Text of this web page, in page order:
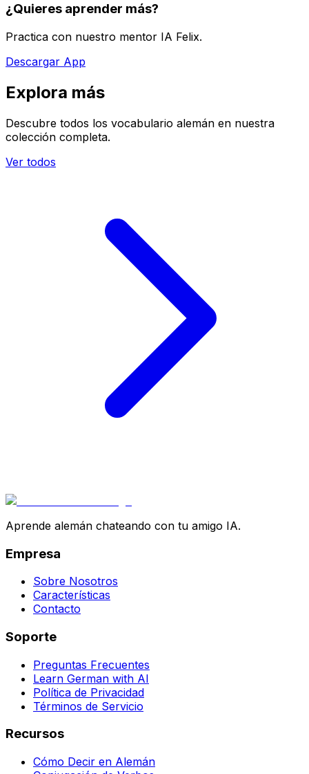
¿Quieres aprender más?
Practica con nuestro mentor IA Felix.
Descargar App
Explora más
Descubre todos los vocabulario alemán en nuestra
colección completa.
Ver todos
Aprende alemán chateando con tu amigo IA.
Empresa
Sobre Nosotros
Características
Contacto
Soporte
Preguntas Frecuentes
Learn German with AI
Política de Privacidad
Términos de Servicio
Recursos
Cómo Decir en Alemán